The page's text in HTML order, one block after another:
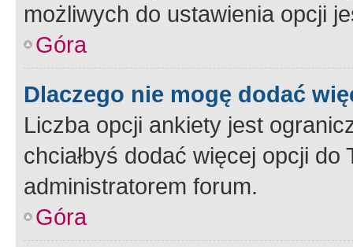
możliwych do ustawienia opcji
Góra
Dlaczego nie mogę dodać
Liczba opcji ankiety jest
chciałbyś dodać więcej opcji
administratorem forum.
Góra